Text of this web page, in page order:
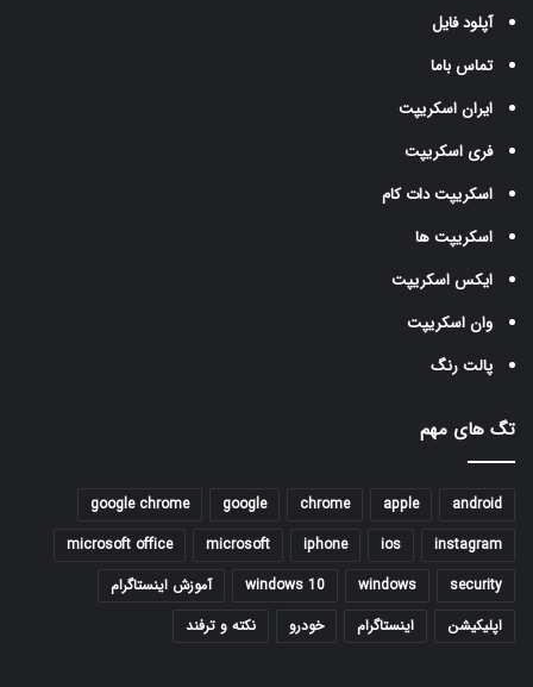
آپلود فایل
تماس باما
ایران اسکریپت
فری اسکریپت
اسکریپت دات کام
اسکریپت ها
ایکس اسکریپت
وان اسکریپت
پالت رنگ
تگ های مهم
android
apple
chrome
google
google chrome
instagram
ios
iphone
microsoft
microsoft office
security
windows
windows 10
آموزش اینستاگرام
اپلیکیشن
اینستاگرام خودرو نکته و ترفند